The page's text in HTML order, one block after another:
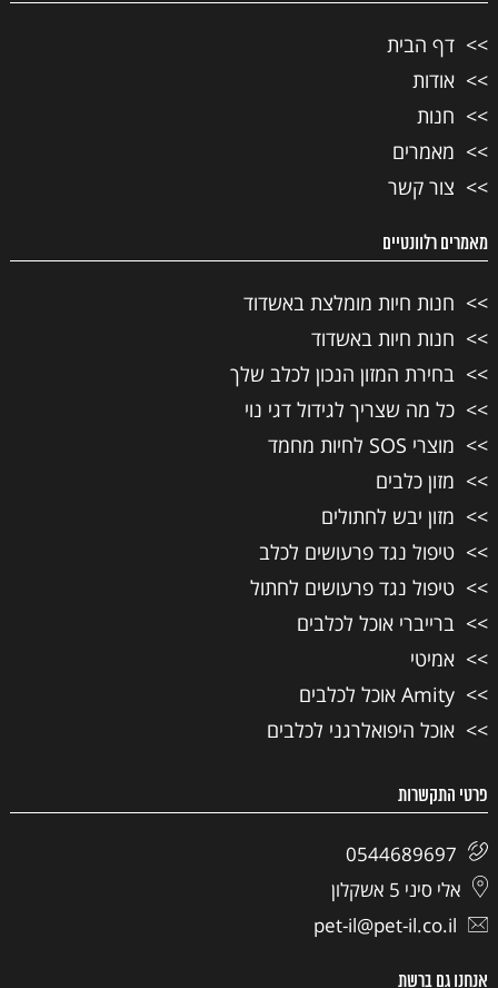
דף הבית
אודות
חנות
מאמרים
צור קשר
מאמרים רלוונטיים
חנות חיות מומלצת באשדוד
חנות חיות באשדוד
בחירת המזון הנכון לכלב שלך
כל מה שצריך לגידול דגי נוי
מוצרי SOS לחיות מחמד
מזון כלבים
מזון יבש לחתולים
טיפול נגד פרעושים לכלב
טיפול נגד פרעושים לחתול
ברייברי אוכל לכלבים
אמיטי
Amity אוכל לכלבים
אוכל היפואלרגני לכלבים
פרטי התקשרות
0544689697
אלי סיני 5 אשקלון
pet-il@pet-il.co.il
אנחנו גם ברשת